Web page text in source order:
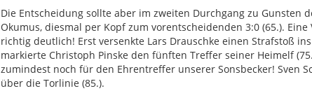
Die Entscheidung sollte aber im zweiten Durchgang zu Gunsten
Okumus, diesmal per Kopf zum vorentscheidenden 3:0 (65.).
richtig deutlich! Erst versenkte Lars Drauschke einen Strafstoß
markierte Christoph Pinske den fünften Treffer seiner Heimelf
zumindest noch für den Ehrentreffer unserer Sonsbecker! Sven
über die Torlinie (85.).